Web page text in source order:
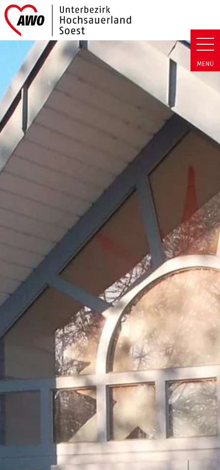
AWO Hochsauerland/Soest |
MENÜ